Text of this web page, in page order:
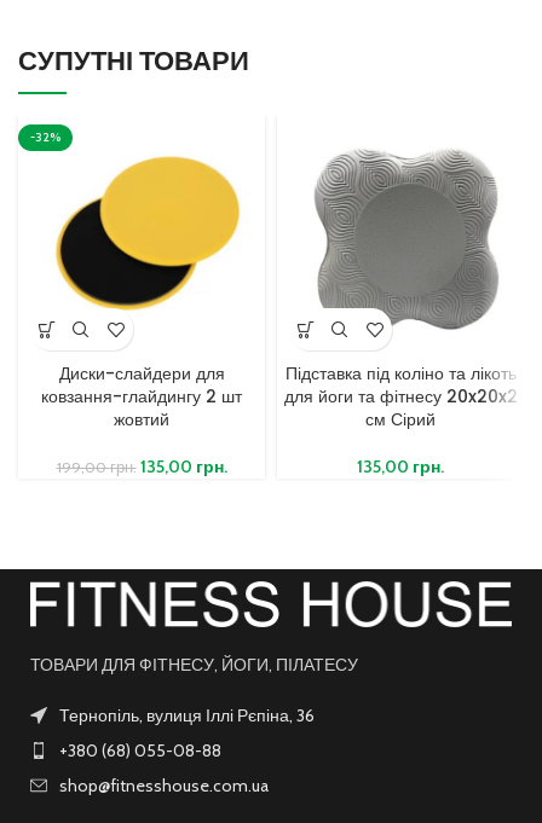
СУПУТНІ ТОВАРИ
-32%
Диски-слайдери для
ковзання-глайдингу 2 шт
жовтий
199,00грн. 135,00 грн.
Підставка під коліно та лікоть
для йоги та фітнесу 20x20x2
см Сірий
135,00 грн.
ТОВАРИ ДЛЯ ФІТНЕСУ, ЙОГИ, ПІЛАТЕСУ
Тернопіль, вулиця Іллі Рєпіна, 36
+380 (68) 055-08-88
shop@fitnesshouse.com.ua